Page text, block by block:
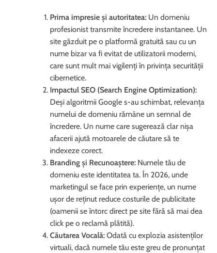
Prima impresie și autoritatea: Un domeniu
profesionist transmite încredere instantanee. Un
site găzduit pe o platformă gratuită sau cu un
nume bizar va fi evitat de utilizatorii moderni,
care sunt mult mai vigilenți în privința securității
cibernetice.
Impactul SEO (Search Engine Optimization):
Deși algoritmii Google s-au schimbat, relevanța
numelui de domeniu rămâne un semnal de
încredere. Un nume care sugerează clar nișa
afacerii ajută motoarele de căutare să te
indexeze corect.
Branding și Recunoaștere: Numele tău de
domeniu este identitatea ta. În 2026, unde
marketingul se face prin experiențe, un nume
ușor de reținut reduce costurile de publicitate
(oamenii se întorc direct pe site fără să mai dea
click pe o reclamă plătită).
Căutarea Vocală: Odată cu explozia asistenților
virtuali, dacă numele tău este greu de pronunțat